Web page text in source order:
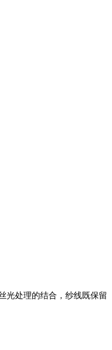
光处理的结合，纱线既保留